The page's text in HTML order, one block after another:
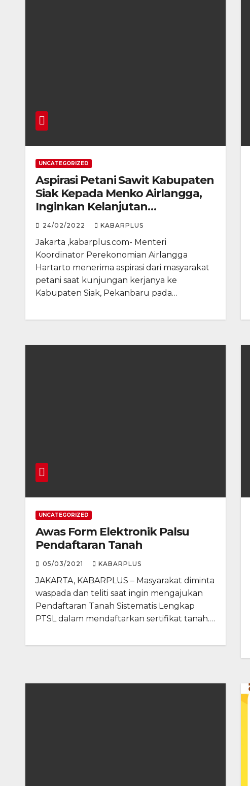
UNCATEGORIZED
Aspirasi Petani Sawit Kabupaten
Siak Kepada Menko Airlangga,
Inginkan Kelanjutan
Kepemimpinan Jokowi
24/02/2022 KABARPLUS
Jakarta ,kabarplus.com- Menteri
Koordinator Perekonomian Airlangga
Hartarto menerima aspirasi dari masyarakat
petani saat kunjungan kerjanya ke
Kabupaten Siak, Pekanbaru pada…
UNCATEGORIZED
Awas Form Elektronik Palsu
Pendaftaran Tanah
05/03/2021 KABARPLUS
JAKARTA, KABARPLUS – Masyarakat diminta
waspada dan teliti saat ingin mengajukan
Pendaftaran Tanah Sistematis Lengkap
PTSL dalam mendaftarkan sertifikat tanah.…